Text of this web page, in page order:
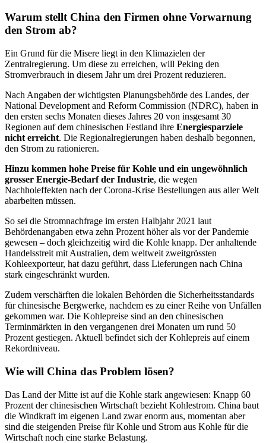
Warum stellt China den Firmen ohne Vorwarnung
den Strom ab?
Ein Grund für die Misere liegt in den Klimazielen der
Zentralregierung. Um diese zu erreichen, will Peking den
Stromverbrauch in diesem Jahr um drei Prozent reduzieren.
Nach Angaben der wichtigsten Planungsbehörde des Landes, der
National Development and Reform Commission (NDRC), haben in
den ersten sechs Monaten dieses Jahres 20 von insgesamt 30
Regionen auf dem chinesischen Festland ihre Energiesparziele
nicht erreicht. Die Regionalregierungen haben deshalb begonnen,
den Strom zu rationieren.
Hinzu kommen hohe Preise für Kohle und ein ungewöhnlich
grosser Energie-Bedarf der Industrie, die wegen
Nachholeffekten nach der Corona-Krise Bestellungen aus aller Welt
abarbeiten müssen.
So sei die Stromnachfrage im ersten Halbjahr 2021 laut
Behördenangaben etwa zehn Prozent höher als vor der Pandemie
gewesen – doch gleichzeitig wird die Kohle knapp. Der anhaltende
Handelsstreit mit Australien, dem weltweit zweitgrössten
Kohleexporteur, hat dazu geführt, dass Lieferungen nach China
stark eingeschränkt wurden.
Zudem verschärften die lokalen Behörden die Sicherheitsstandards
für chinesische Bergwerke, nachdem es zu einer Reihe von Unfällen
gekommen war. Die Kohlepreise sind an den chinesischen
Terminmärkten in den vergangenen drei Monaten um rund 50
Prozent gestiegen. Aktuell befindet sich der Kohlepreis auf einem
Rekordniveau.
Wie will China das Problem lösen?
Das Land der Mitte ist auf die Kohle stark angewiesen: Knapp 60
Prozent der chinesischen Wirtschaft bezieht Kohlestrom. China baut
die Windkraft im eigenen Land zwar enorm aus, momentan aber
sind die steigenden Preise für Kohle und Strom aus Kohle für die
Wirtschaft noch eine starke Belastung.